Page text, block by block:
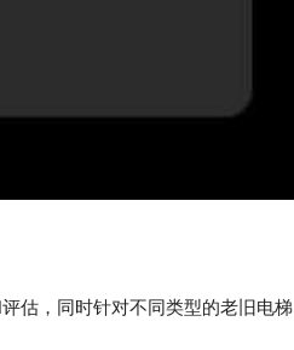
估，同时针对不同类型的老旧电梯